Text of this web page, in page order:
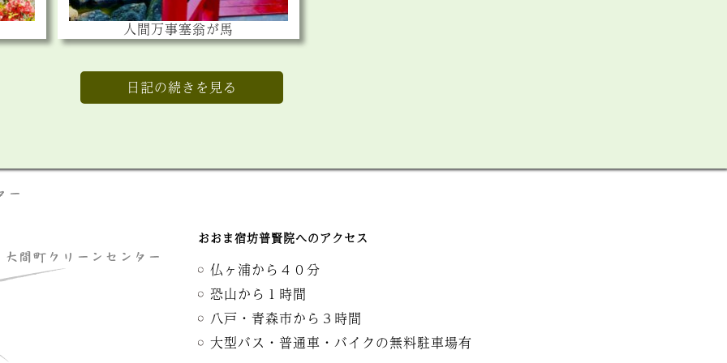
人間万事塞翁が馬
日記の続きを見る
おおま宿坊普賢院へのアクセス
仏ヶ浦から４０分
恐山から１時間
八戸・青森市から３時間
大型バス・普通車・バイクの無料駐車場有